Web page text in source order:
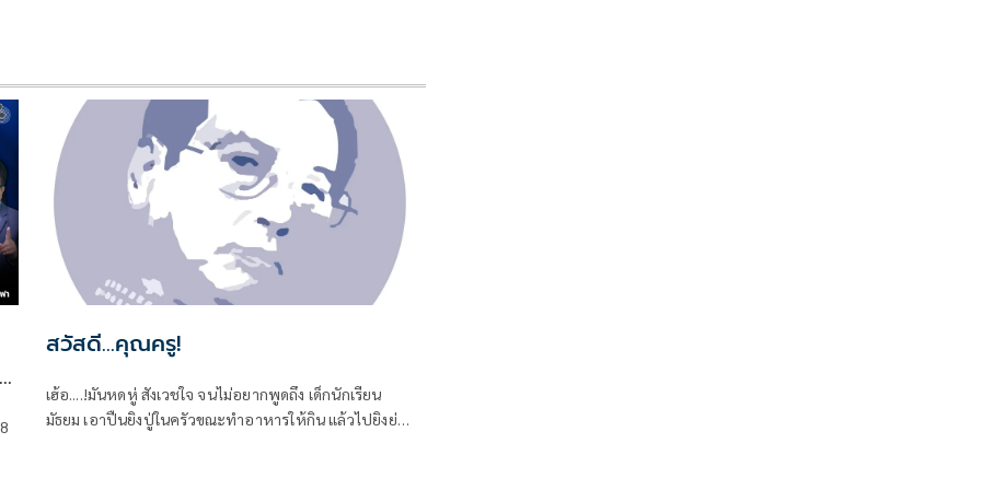
สวัสดี...คุณครู!
เฮ้อ....!มันหดหู่ สังเวชใจ จนไม่อยากพูดถึง เด็กนักเรียน
มัธยม เอาปืนยิงปู่ในครัวขณะทำอาหารให้กิน แล้วไปยิงย่า